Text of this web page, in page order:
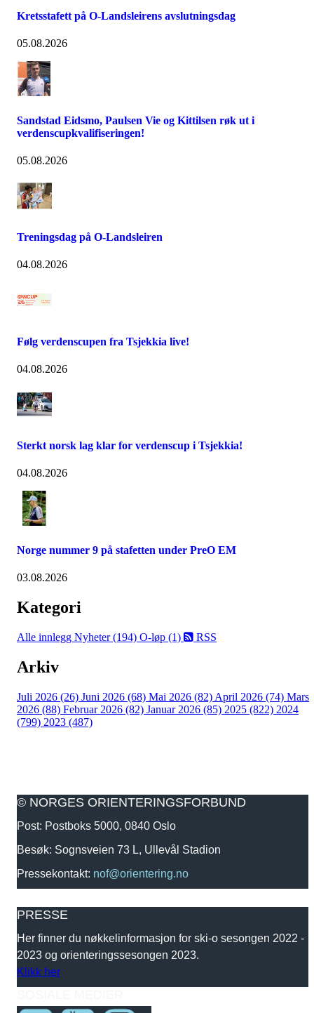
Kretsstafett på O-Landsleirens avslutningsdag
05.08.2026
Sandstad Eidsmo, Paulsen Vie og Kittilsen røk ut i
verdenscupkvalifiseringen!
05.08.2026
Treningsdag på O-Landsleiren
04.08.2026
Følg verdenscupen fra Tsjekkia live!
04.08.2026
Sterkt norsk lag klar for verdenscup i Tsjekkia!
04.08.2026
Norge nummer 9 på stafetten under PreO EM
03.08.2026
Kategori
Alle innlegg Nyheter (194) O-løp (1) RSS
Arkiv
Juli 2026 (26) Juni 2026 (68) Mai 2026 (82) April 2026 (74) Mars
2026 (88) Februar 2026 (82) Januar 2026 (85) 2025 (822) 2024
(799) 2023 (487)
© NORGES ORIENTERINGSFORBUND
Post: Postboks 5000, 0840 Oslo
Besøk: Sognsveien 73 L, Ullevål Stadion
Pressekontakt: nof@orientering.no
PRESSE
Her finner du nøkkelinformasjon for ski-o sesongen 2022 -
2023 og orienteringssesongen 2023.
Klikk her